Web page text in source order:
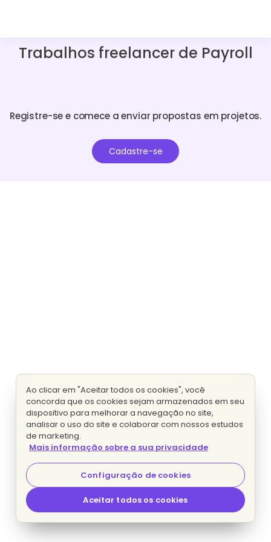
Trabalhos freelancer de Payroll
Registre-se e comece a enviar propostas em projetos.
Cadastre-se
Ao clicar em "Aceitar todos os cookies", você
concorda que os cookies sejam armazenados em seu
dispositivo para melhorar a navegação no site,
analisar o uso do site e colaborar com nossos estudos
de marketing.
Mais informação sobre a sua privacidade
Configuração de cookies
Aceitar todos os cookies